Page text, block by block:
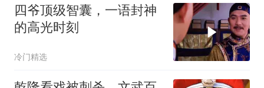
四爷顶级智囊，一语封神
的高光时刻
冷门精选